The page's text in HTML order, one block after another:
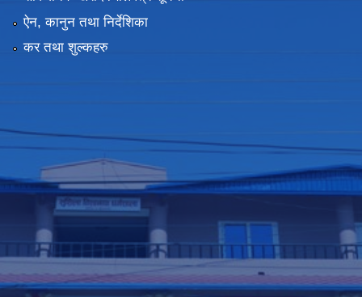
ऐन, कानुन तथा निर्देशिका
कर तथा शुल्कहरु